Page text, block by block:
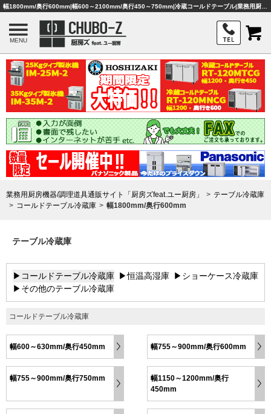
MENU
業務用厨房機器/調理道具通販サイト「厨房ズfeat.ユー厨房」
テーブル冷蔵庫
コールドテーブル冷蔵庫
幅1800mm/奥行600mm
テーブル冷蔵庫
▶コールドテーブル冷蔵庫 ▶恒温高湿庫 ▶ショーケース冷蔵庫
▶その他のテーブル冷蔵庫
コールドテーブル冷蔵庫
幅600～630mm/奥行450mm 幅755～900mm/奥行600mm
幅755～900mm/奥行750mm
幅1150～1200mm/奥行
450mm